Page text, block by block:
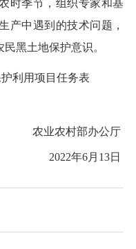
时季节，组织专家和基
产中遇到的技术问题，
黑土地保护意识。
利用项目任务表
农业农村部办公厅
2022年6月 13日